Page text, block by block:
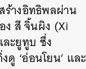
ร้างอิทธิพลผ่าน
ง สี จิ้นผิง (Xi
ะยูทูบ ซึ่ง
‘อ่อนโยน’ และ